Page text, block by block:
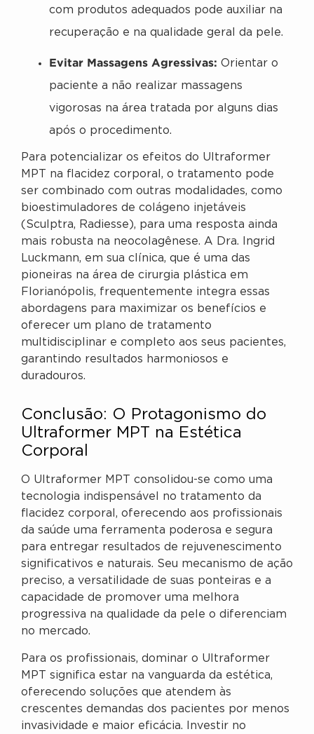
com produtos adequados pode auxiliar na
recuperação e na qualidade geral da pele.
Evitar Massagens Agressivas: Orientar o
paciente a não realizar massagens
vigorosas na área tratada por alguns dias
após o procedimento.
Para potencializar os efeitos do Ultraformer
MPT na flacidez corporal, o tratamento pode
ser combinado com outras modalidades, como
bioestimuladores de colágeno injetáveis
(Sculptra, Radiesse), para uma resposta ainda
mais robusta na neocolagênese. A Dra. Ingrid
Luckmann, em sua clínica, que é uma das
pioneiras na área de cirurgia plástica em
Florianópolis, frequentemente integra essas
abordagens para maximizar os benefícios e
oferecer um plano de tratamento
multidisciplinar e completo aos seus pacientes,
garantindo resultados harmoniosos e
duradouros.
Conclusão: O Protagonismo do
Ultraformer MPT na Estética
Corporal
O Ultraformer MPT consolidou-se como uma
tecnologia indispensável no tratamento da
flacidez corporal, oferecendo aos profissionais
da saúde uma ferramenta poderosa e segura
para entregar resultados de rejuvenescimento
significativos e naturais. Seu mecanismo de ação
preciso, a versatilidade de suas ponteiras e a
capacidade de promover uma melhora
progressiva na qualidade da pele o diferenciam
no mercado.
Para os profissionais, dominar o Ultraformer
MPT significa estar na vanguarda da estética,
oferecendo soluções que atendem às
crescentes demandas dos pacientes por menos
invasividade e maior eficácia. Investir no